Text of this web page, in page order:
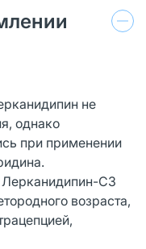
не
однако
при применении
СЗ
возраста,